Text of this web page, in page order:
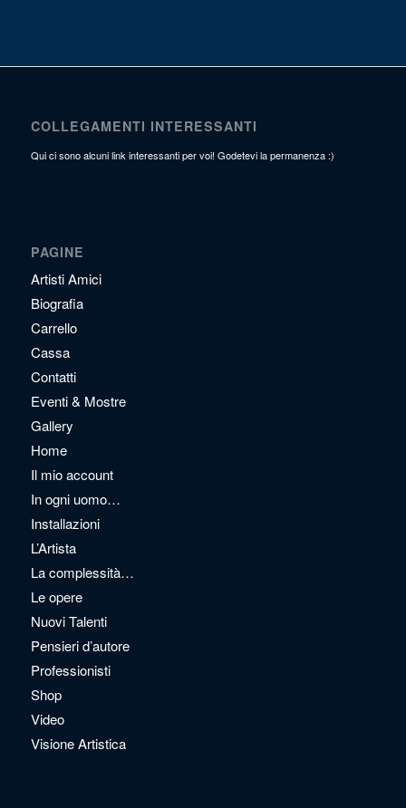
COLLEGAMENTI INTERESSANTI
Qui ci sono alcuni link interessanti per voi! Godetevi la permanenza :)
PAGINE
Artisti Amici
Biografia
Carrello
Cassa
Contatti
Eventi & Mostre
Gallery
Home
Il mio account
In ogni uomo…
Installazioni
L’Artista
La complessità…
Le opere
Nuovi Talenti
Pensieri d’autore
Professionisti
Shop
Video
Visione Artistica